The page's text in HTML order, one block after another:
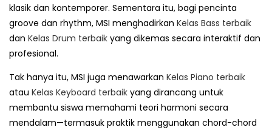
klasik dan kontemporer. Sementara itu, bagi pencinta
groove dan rhythm, MSI menghadirkan Kelas Bass terbaik
dan Kelas Drum terbaik yang dikemas secara interaktif dan
profesional.
Tak hanya itu, MSI juga menawarkan Kelas Piano terbaik
atau Kelas Keyboard terbaik yang dirancang untuk
membantu siswa memahami teori harmoni secara
mendalam—termasuk praktik menggunakan chord-chord